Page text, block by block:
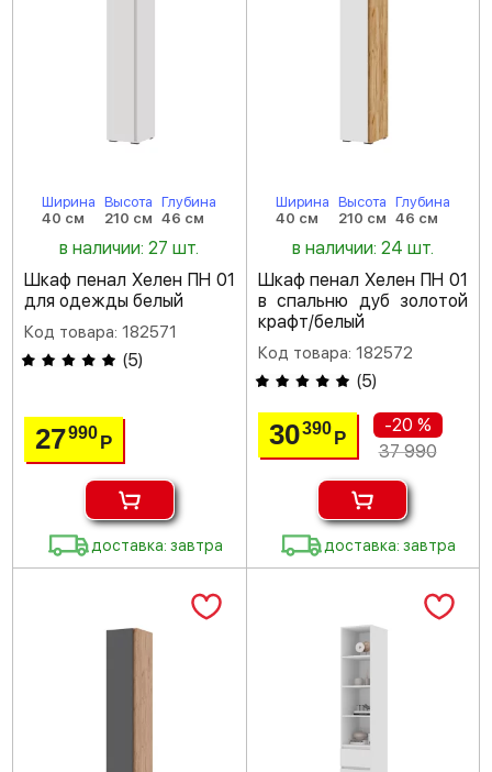
Ширина
40 см
Высота
210 см
Глубина
46 см
в наличии: 27 шт.
Шкаф пенал Хелен ПН 01
для одежды белый
Код товара: 182571
(5)
27990Р
доставка: завтра
Ширина
40 см
Высота
210 см
Глубина
46 см
в наличии: 24 шт.
Шкаф пенал Хелен ПН 01
в спальню дуб золотой
крафт/белый
Код товара: 182572
(5)
30390 Р
-20 %
37 990
доставка: завтра